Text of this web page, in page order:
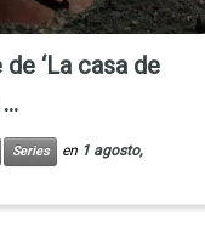
‘La casa de
Series en 1 agosto,